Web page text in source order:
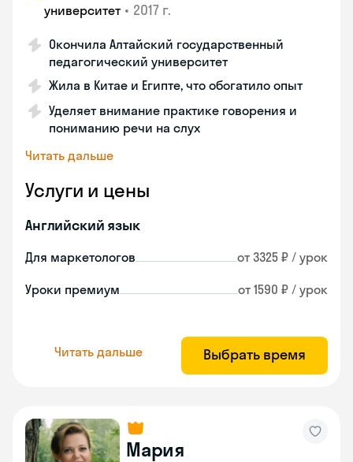
университет • 2017 г.
Окончила Алтайский государственный
педагогический университет
Жила в Китае и Египте, что обогатило опыт
Уделяет внимание практике говорения и
пониманию речи на слух
Читать дальше
Услуги и цены
Английский язык
Для маркетологов от 3325 ₽ / урок
Уроки премиум от 1590 ₽ / урок
Читать дальше Выбрать время
Мария